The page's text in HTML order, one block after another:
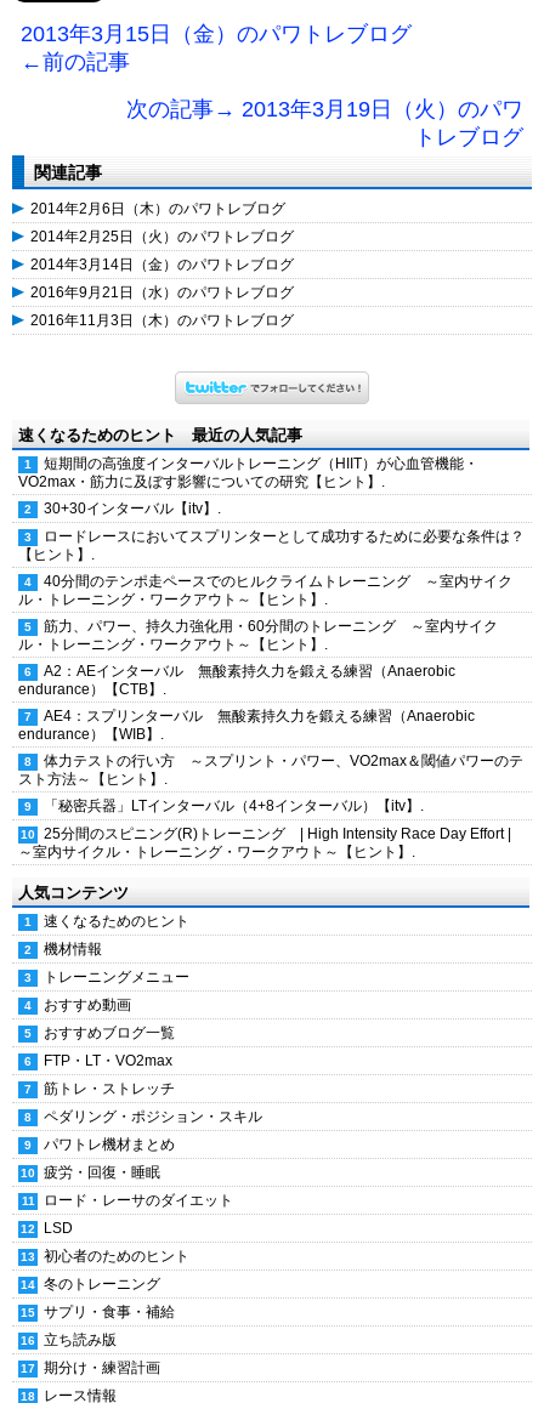
2013年3月15日（金）のパワトレブログ
←前の記事
次の記事→ 2013年3月19日（火）のパワ
トレブログ
関連記事
2014年2月6日（木）のパワトレブログ
2014年2月25日（火）のパワトレブログ
2014年3月14日（金）のパワトレブログ
2016年9月21日（水）のパワトレブログ
2016年11月3日（木）のパワトレブログ
速くなるためのヒント 最近の人気記事
短期間の高強度インターバルトレーニング（HIIT）が心血管機能・
VO2max・筋力に及ぼす影響についての研究【ヒント】.
30+30インターバル【itv】.
ロードレースにおいてスプリンターとして成功するために必要な条件は？
【ヒント】.
40分間のテンポ走ペースでのヒルクライムトレーニング ～室内サイク
ル・トレーニング・ワークアウト～【ヒント】.
筋力、パワー、持久力強化用・60分間のトレーニング ～室内サイク
ル・トレーニング・ワークアウト～【ヒント】.
A2：AEインターバル 無酸素持久力を鍛える練習（Anaerobic
endurance）【CTB】.
AE4：スプリンターバル 無酸素持久力を鍛える練習（Anaerobic
endurance）【WIB】.
体力テストの行い方 ～スプリント・パワー、VO2max＆閾値パワーのテ
スト方法～【ヒント】.
「秘密兵器」LTインターバル（4+8インターバル）【itv】.
25分間のスピニング(R)トレーニング | High Intensity Race Day Effort |
～室内サイクル・トレーニング・ワークアウト～【ヒント】.
人気コンテンツ
速くなるためのヒント
機材情報
トレーニングメニュー
おすすめ動画
おすすめブログ一覧
FTP・LT・VO2max
筋トレ・ストレッチ
ペダリング・ポジション・スキル
パワトレ機材まとめ
疲労・回復・睡眠
ロード・レーサのダイエット
LSD
初心者のためのヒント
冬のトレーニング
サプリ・食事・補給
立ち読み版
期分け・練習計画
レース情報